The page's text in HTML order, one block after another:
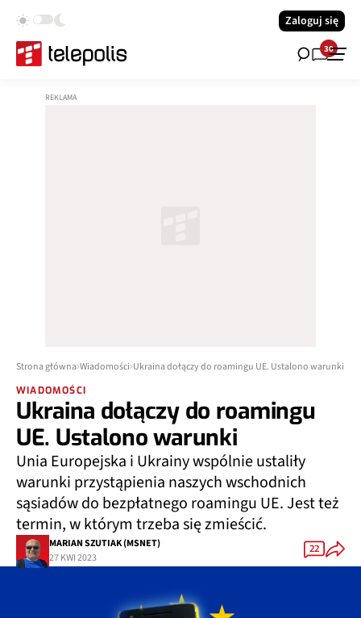
Zaloguj się
30
Strona główna Wiadomości Ukraina dołączy do roamingu UE. Ustalono warunki
WIADOMOŚCI
Ukraina dołączy do roamingu
UE. Ustalono warunki
Unia Europejska i Ukrainy wspólnie ustaliły
warunki przystąpienia naszych wschodnich
sąsiadów do bezpłatnego roamingu UE. Jest też
termin, w którym trzeba się zmieścić.
MARIAN SZUTIAK (MSNET)
27 KWI 2023
22